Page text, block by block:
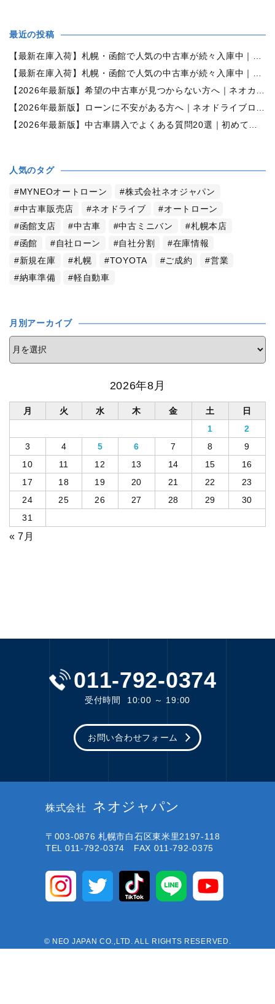
最近の投稿
【最新在庫入荷】札幌・函館で人気の中古車が続々入庫中｜早い者勝ち！【ダイハツ ミラココア660プラスX 4WD】
【最新在庫入荷】札幌・函館で人気の中古車が続々入庫中｜早い者勝ち！【ホンダ N-BOX660カスタムG Lパッケージ 4WD】
【2026年最新版】希望の中古車が見つからない方へ｜ネオカーオーダーで理想の一台を全国からお探しします
【2026年最新版】ローンに不安がある方へ｜ネオドライブローンの窓口で新しいカーライフをサポート
【2026年最新版】中古車購入でよくある質問20選｜初めての方でも失敗しない完全ガイド【札幌・北海道対応】
人気のタグ
MYNEOオートローン
株式会社ネオジャパン
中古車販売店
ネオドライブ
オートローン
函館支店
中古車 中古ミニバン
札幌本店
函館
自社ローン 自社分割
在庫情報
新規在庫
札幌 TOYOTA ご成約
営業
納車準備
軽自動車
月別アーカイブ
2026年8月
月 火 水 木 金 土
日
1
2
3
4 5 6 7 8
9
10
11 12 13 14 15
16
17
18 19 20 21 22
23
24
25 26 27 28 29
30
31
« 7月
011-792-0374
受付時間 10:00 ～ 19:00
お問い合わせフォーム
株式会社 ネオジャパン
〒003-0876 札幌市白石区東米里2197-118
TEL 011-792-0374 FAX 011-792-0375
© NEO JAPAN CO.,LTD. ALL RIGHTS RESERVED.